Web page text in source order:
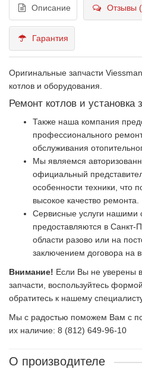
Описание Отзывы
Гарантия
Оригинальные запчасти
котлов и оборудования.
Ремонт котлов и установка
Также наша компания
профессионального
обслуживания
Мы являемся
официальный
особенности техники, что
высокое качество ремонта.
Сервисные услуги нашими
предоставляются в Санкт-
области разово или на
заключением договора на
Внимание! Если Вы не уверены
запчасти, воспользуйтесь
обратитесь к нашему
Мы с радостью поможем Вам с
их наличие: 8 (812) 649-96-10
О производителе